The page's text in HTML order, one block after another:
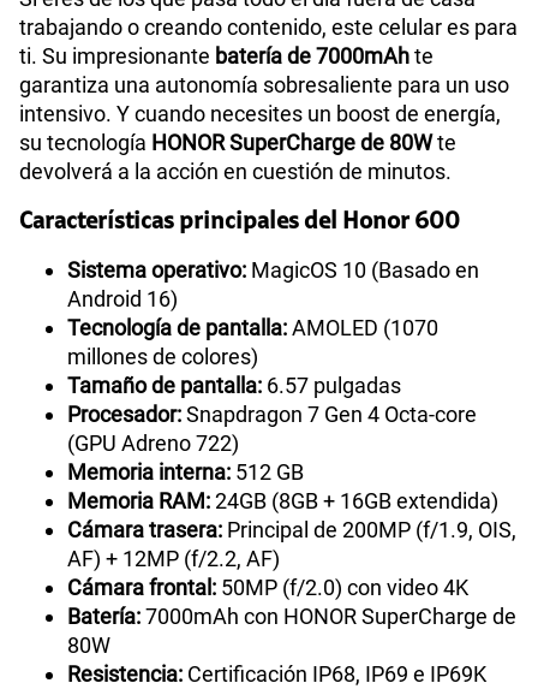
trabajando o creando contenido, este celular es para
ti. Su impresionante batería de 7000mAhte
garantiza una autonomía sobresaliente para un uso
intensivo. Y cuando necesites un boost de energía,
su tecnología HONOR SuperCharge de 80Wte
devolverá a la acción en cuestión de minutos.
Características principales del Honor 600
Sistema operativo: MagicOS 10 (Basado en
Android 16)
Tecnología de pantalla:AMOLED (1070
millones de colores)
Tamaño de pantalla: 6.57 pulgadas
Procesador:Snapdragon 7 Gen 4 Octa-core
(GPU Adreno 722)
Memoria interna: 512 GB
Memoria RAM:24GB (8GB + 16GB extendida)
Cámara trasera: Principal de 200MP (f/1.9, OIS,
AF) + 12MP (f/2.2, AF)
Cámara frontal: 50MP (f/2.0) con video 4K
Batería:7000mAh con HONOR SuperCharge de
80W
Resistencia: Certificación IP68, IP69 e IP69K